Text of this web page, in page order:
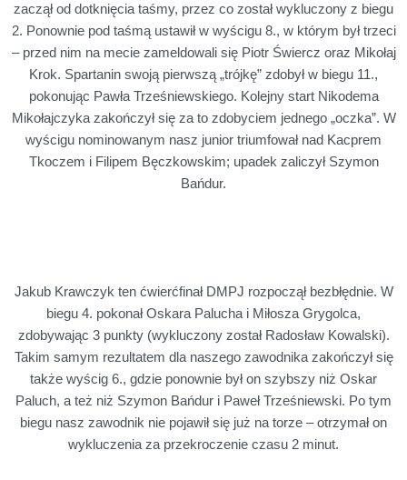
zaczął od dotknięcia taśmy, przez co został wykluczony z biegu
2. Ponownie pod taśmą ustawił w wyścigu 8., w którym był trzeci
– przed nim na mecie zameldowali się Piotr Świercz oraz Mikołaj
Krok. Spartanin swoją pierwszą „trójkę” zdobył w biegu 11.,
pokonując Pawła Trześniewskiego. Kolejny start Nikodema
Mikołajczyka zakończył się za to zdobyciem jednego „oczka”. W
wyścigu nominowanym nasz junior triumfował nad Kacprem
Tkoczem i Filipem Bęczkowskim; upadek zaliczył Szymon
Bańdur.
Jakub Krawczyk ten ćwierćfinał DMPJ rozpoczął bezbłędnie. W
biegu 4. pokonał Oskara Palucha i Miłosza Grygolca,
zdobywając 3 punkty (wykluczony został Radosław Kowalski).
Takim samym rezultatem dla naszego zawodnika zakończył się
także wyścig 6., gdzie ponownie był on szybszy niż Oskar
Paluch, a też niż Szymon Bańdur i Paweł Trześniewski. Po tym
biegu nasz zawodnik nie pojawił się już na torze – otrzymał on
wykluczenia za przekroczenie czasu 2 minut.